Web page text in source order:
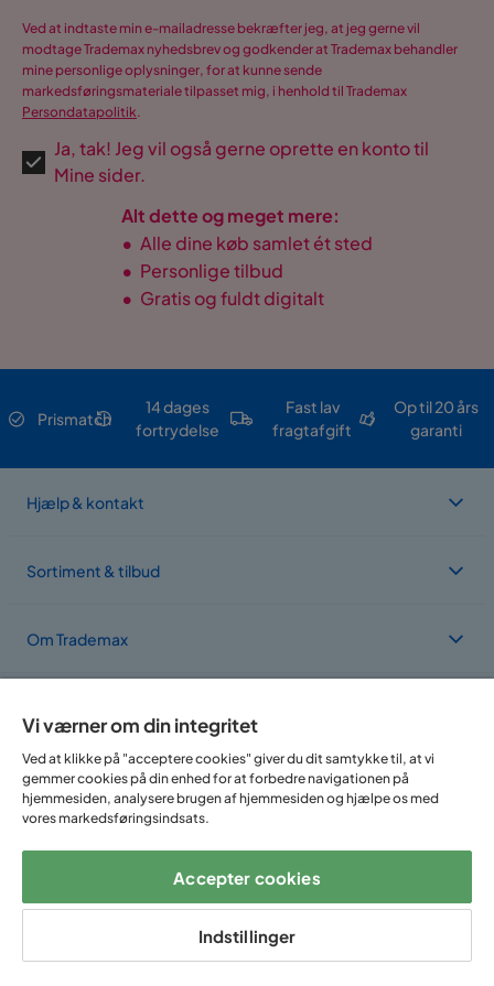
Ved at indtaste min e-mailadresse bekræfter jeg, at jeg gerne vil
modtage Trademax nyhedsbrev og godkender at Trademax behandler
mine personlige oplysninger, for at kunne sende
markedsføringsmateriale tilpasset mig, i henhold til Trademax
Persondatapolitik.
Ja, tak! Jeg vil også gerne oprette en konto til
Mine sider.
Alt dette og meget mere:
• Alle dine køb samlet ét sted
• Personlige tilbud
• Gratis og fuldt digitalt
Prismatch
14 dages
fortrydelse
Fast lav
fragtafgift
Op til 20 års
garanti
Hjælp & kontakt
Sortiment & tilbud
Om Trademax
Vi findes i flere forskellige lande
Følg os på:
Vi værner om din integritet
Ved at klikke på "acceptere cookies" giver du dit samtykke til, at vi
gemmer cookies på din enhed for at forbedre navigationen på
hjemmesiden, analysere brugen af hjemmesiden og hjælpe os med
vores markedsføringsindsats.
Accepter cookies
Indstillinger